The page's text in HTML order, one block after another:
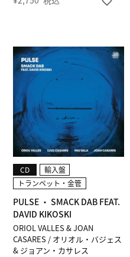
ORIOL VALLES & JOAN
CASARES / オリオル・バジェス
& ジョアン・カサレス
PULSE ・ SMACK DAB FEAT.
DAVID KIKOSKI
CD
輸入盤
トランペット・金管